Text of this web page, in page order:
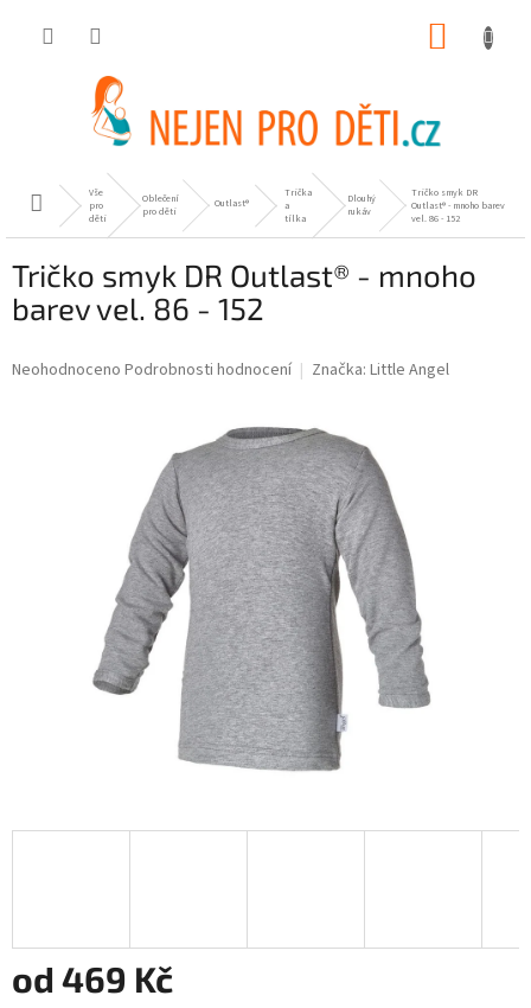
Domů
Vše
pro
děti
Oblečení
pro děti
Outlast®
Trička
a
tílka
Dlouhý
rukáv
Tričko smyk DR
Outlast® - mnoho barev
vel. 86 - 152
Tričko smyk DR Outlast® - mnoho
barev vel. 86 - 152
Průměrné
Neohodnoceno Podrobnosti hodnocení Značka: Little Angel
od 469 Kč